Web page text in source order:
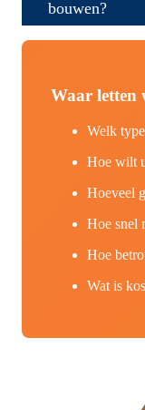
bouwen?
Waar letten
Welk
Hoe wilt
Hoeveel
Hoe snel
Hoe
Wat is